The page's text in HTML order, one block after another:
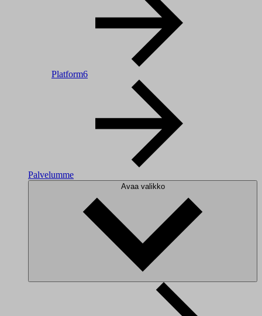
Platform6
Palvelumme
Avaa valikko